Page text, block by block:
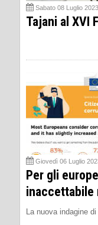
Sabato 08 Luglio 2023
Tajani al XVI
Giovedì 06 Luglio
Per gli
inaccettabile
La nuova indagine